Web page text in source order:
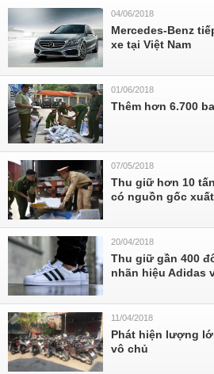
04/06/2018
Mercedes-Benz
xe tại Việt Nam
01/06/2018
Thêm hơn 6.700
07/05/2018
Thu giữ hơn 10
có nguồn gốc
20/04/2018
Thu giữ gần 400
nhãn hiệu Adidas
11/04/2018
Phát hiện lượng
vô chủ